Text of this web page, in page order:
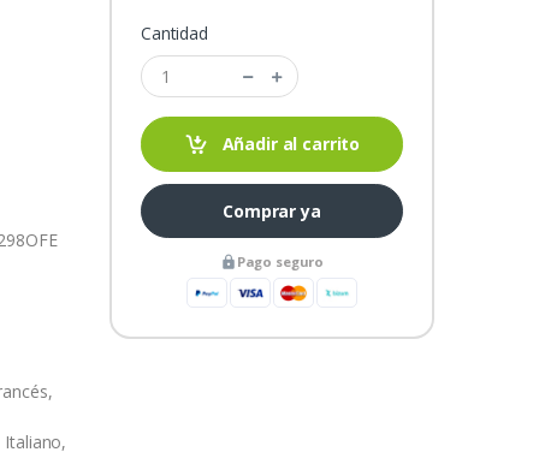
Italiano,
Cantidad
Añadir al carrito
Comprar ya
Pago seguro